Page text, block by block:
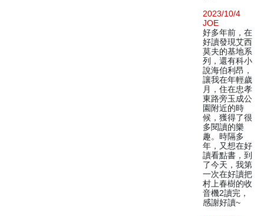
2023/10/4
JOE
好多年前，在
好讀發現艾西
莫夫的基地系
列，還有科小
說海伯利昂，
讓我在年輕歲
月，住在忠孝
東路旁玉成公
園附近的時
候，獲得了很
多閱讀的樂
趣。時隔多
年，又想在好
讀看點書，到
了今天，我第
一次在好讀把
村上春樹的收
音機2讀完，
感謝好讀~